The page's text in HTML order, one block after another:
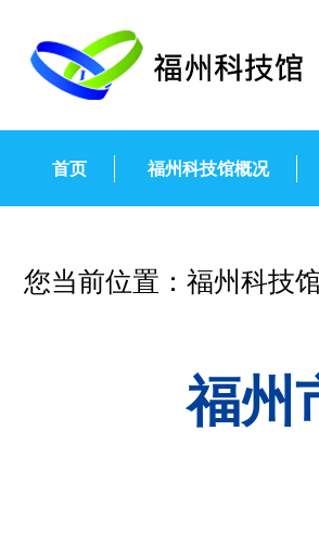
首页 福州科技馆概况
您当前位置： 福州科技
福州